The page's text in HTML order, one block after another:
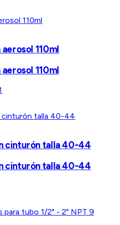
110ml
110ml
cinturón talla 40-44
cinturón talla 40-44